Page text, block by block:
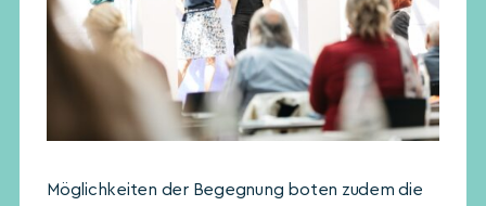
Möglichkeiten der Begegnung boten zudem die